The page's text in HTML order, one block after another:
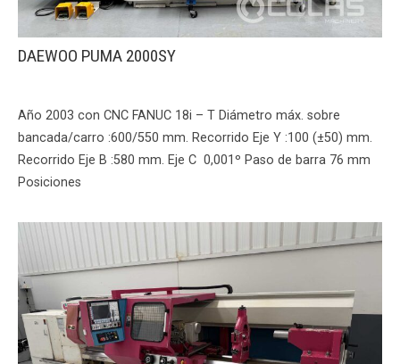
DAEWOO PUMA 2000SY
Año 2003 con CNC FANUC 18i – T Diámetro máx. sobre
bancada/carro :600/550 mm. Recorrido Eje Y :100 (±50) mm.
Recorrido Eje B :580 mm. Eje C 0,001º Paso de barra 76 mm
Posiciones